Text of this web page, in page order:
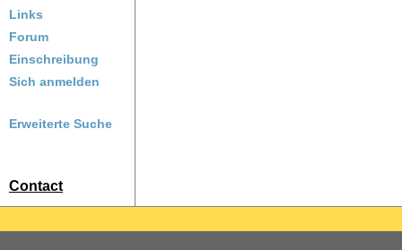
Links
Forum
Einschreibung
Sich anmelden
Erweiterte Suche
Contact